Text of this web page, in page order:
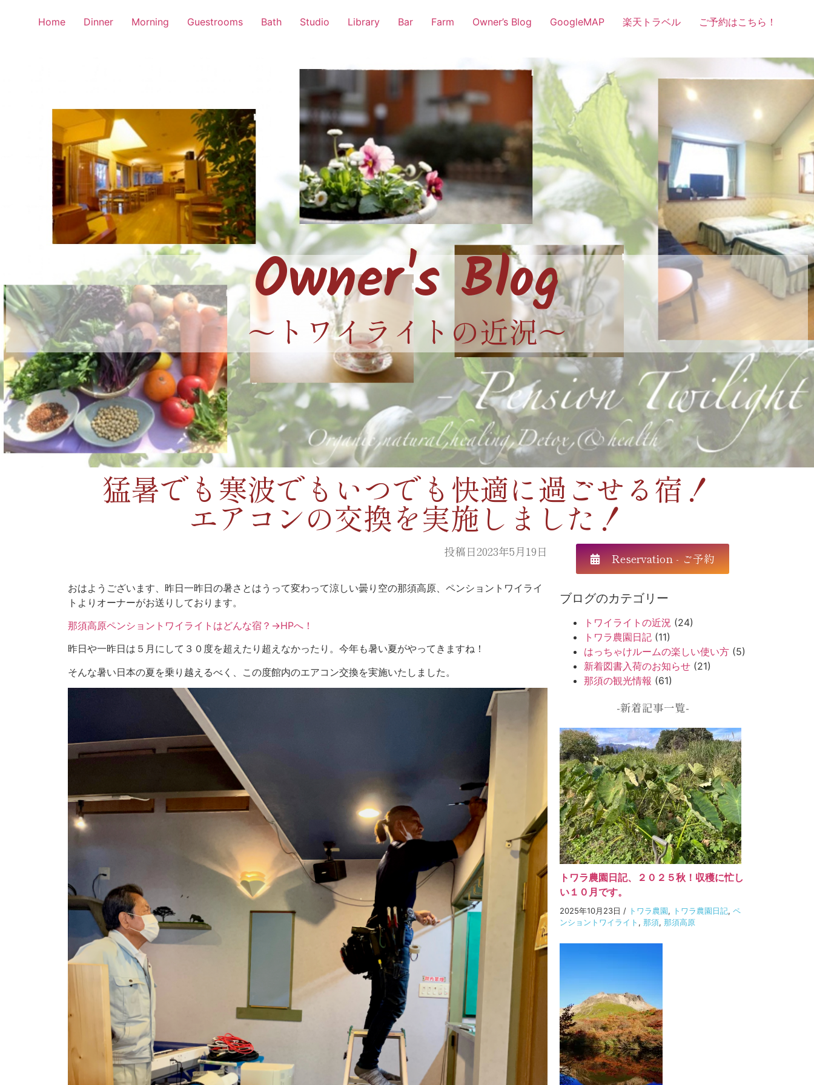
Home Dinner Morning Guestrooms Bath Studio Library Bar Farm Owner’s Blog GoogleMAP 楽天トラベル ご予約はこちら！
Owner's Blog
〜トワイライトの近況〜
猛暑でも寒波でもいつでも快適に過ごせる宿！
エアコンの交換を実施しました！
投稿日2023年5月19日
おはようございます、昨日一昨日の暑さとはうって変わって涼しい曇り空の那須高原、ペンショントワイライ
トよりオーナーがお送りしております。
那須高原ペンショントワイライトはどんな宿？→HPへ！
昨日や一昨日は５月にして３０度を超えたり超えなかったり。今年も暑い夏がやってきますね！
そんな暑い日本の夏を乗り越えるべく、この度館内のエアコン交換を実施いたしました。
Reservation - ご予約
ブログのカテゴリー
トワイライトの近況 (24)
トワラ農園日記(11)
はっちゃけルームの楽しい使い方(5)
新着図書入荷のお知らせ(21)
那須の観光情報 (61)
-新着記事一覧-
トワラ農園日記、２０２５秋！収穫に忙し
い１０月です。
2025年10月23日 / トワラ農園, トワラ農園日記, ペ
ンショントワイライト , 那須, 那須高原